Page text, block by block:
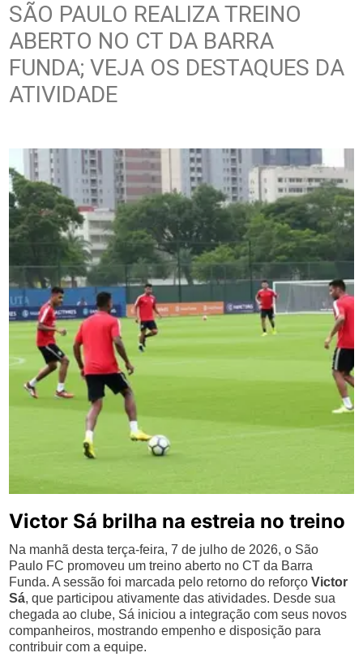
SÃO PAULO REALIZA TREINO
ABERTO NO CT DA BARRA
FUNDA; VEJA OS DESTAQUES DA
ATIVIDADE
Victor Sá brilha na estreia no treino
Na manhã desta terça-feira, 7 de julho de 2026, o São
Paulo FC promoveu um treino aberto no CT da Barra
Funda. A sessão foi marcada pelo retorno do reforçoVictor
Sá, que participou ativamente das atividades. Desde sua
chegada ao clube, Sá iniciou a integração com seus novos
companheiros, mostrando empenho e disposição para
contribuir com a equipe.